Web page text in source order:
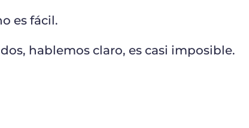
es fácil.
hablemos claro, es casi imposible.